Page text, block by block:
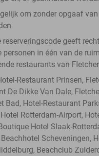
om zonder opgaaf
reserveringscode geeft
personen in één van de
restaurants van
Restaurant Prinsen,
De Dikke Van Dale,
Bad, Hotel-Restaurant
Rotterdam-Airport,
Hotel Slaak-
Scheveningen,
Beachclub